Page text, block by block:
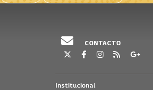
CONTACTO
Institucional